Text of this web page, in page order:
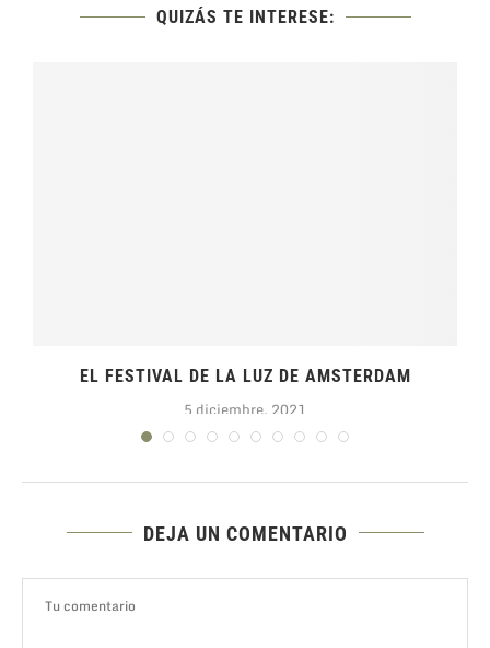
QUIZÁS TE INTERESE:
EL FESTIVAL DE LA LUZ DE AMSTERDAM
5 diciembre, 2021
DEJA UN COMENTARIO